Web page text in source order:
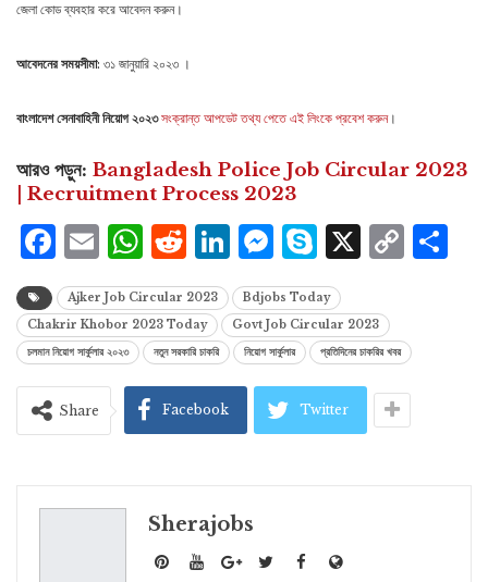
জেলা কোড ব্যবহার করে আবেদন করুন।
আবেদনের সময়সীমা: ৩১ জানুয়ারি ২০২৩ ।
বাংলাদেশ সেনাবাহিনী নিয়োগ ২০২৩ সংক্রান্ত আপডেট তথ্য পেতে এই লিংকে প্রবেশ করুন।
আরও পড়ুন: Bangladesh Police Job Circular 2023
| Recruitment Process 2023
Facebook
Email
WhatsApp
Reddit
LinkedIn
Messenger
Skype
X
Ajker Job Circular 2023
Bdjobs Today
Chakrir Khobor 2023 Today
Govt Job Circular 2023
চলমান নিয়োগ সার্কুলার ২০২৩
নতুন সরকারি চাকরি নিয়োগ সার্কুলার প্রতিদিনের চাকরির খবর
Share Facebook Twitter
Sherajobs